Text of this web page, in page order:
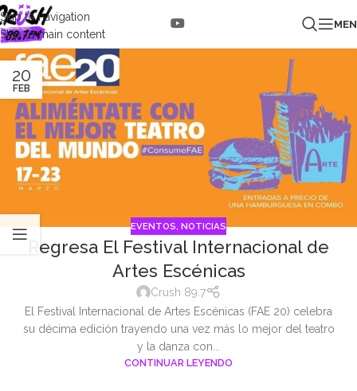
Skip to navigation
Skip to main content
20
FEB
EVENTOS NOTICIAS
Regresa El Festival Internacional de
Artes Escénicas
Crush 89.7
El Festival Internacional de Artes Escénicas (FAE 20) celebra
su décima edición trayendo una vez más lo mejor del teatro
y la danza con...
CONTINUAR LEYENDO